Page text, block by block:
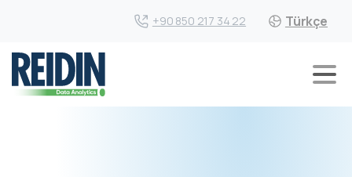
+90 850 217 34 22 Türkçe